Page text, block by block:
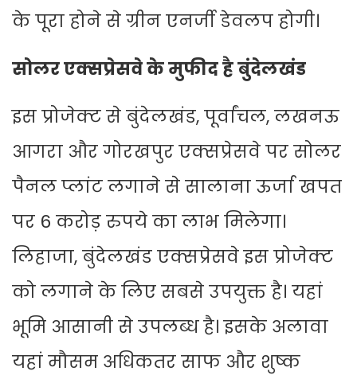
के पूरा होने से ग्रीन एनर्जी डेवलप होगी।
सोलर एक्सप्रेसवे के मुफीद है बुंदेलखंड
इस प्रोजेक्ट से बुंदेलखंड, पूर्वांचल, लखनऊ
आगरा और गोरखपुर एक्सप्रेसवे पर सोलर
पैनल प्लांट लगाने से सालाना ऊर्जा खपत
पर 6 करोड़ रुपये का लाभ मिलेगा।
लिहाजा, बुंदेलखंड एक्सप्रेसवे इस प्रोजेक्ट
को लगाने के लिए सबसे उपयुक्त है। यहां
भूमि आसानी से उपलब्ध है। इसके अलावा
यहां मौसम अधिकतर साफ और शुष्क